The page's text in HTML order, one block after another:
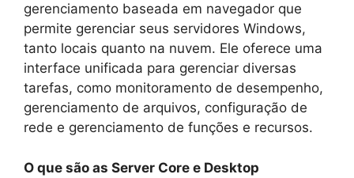
gerenciamento baseada em navegador que
permite gerenciar seus servidores Windows,
tanto locais quanto na nuvem. Ele oferece uma
interface unificada para gerenciar diversas
tarefas, como monitoramento de desempenho,
gerenciamento de arquivos, configuração de
rede e gerenciamento de funções e recursos.
O que são as Server Core e Desktop